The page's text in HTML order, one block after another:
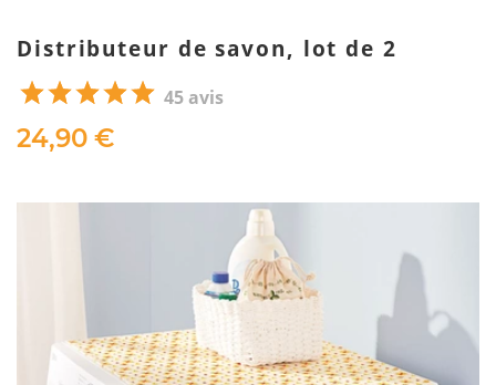
Distributeur de savon, lot de 2
45 avis
24,90 €